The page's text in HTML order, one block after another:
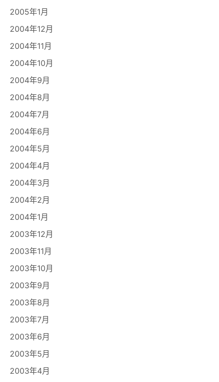
2005年1月
2004年12月
2004年11月
2004年10月
2004年9月
2004年8月
2004年7月
2004年6月
2004年5月
2004年4月
2004年3月
2004年2月
2004年1月
2003年12月
2003年11月
2003年10月
2003年9月
2003年8月
2003年7月
2003年6月
2003年5月
2003年4月